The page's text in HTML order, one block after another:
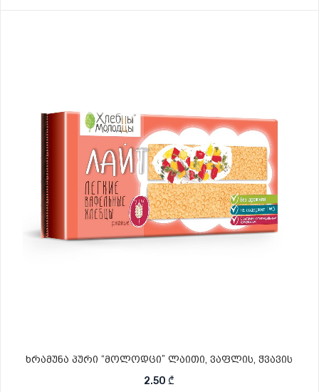
ხრამუნა პური “მოლოდცი” ლაითი, ვაფლის, ჭვავის
2.50 ₾